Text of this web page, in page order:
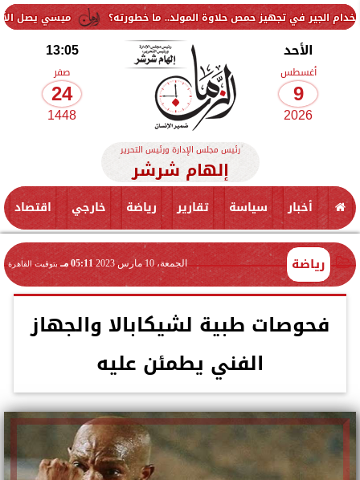
ميسي يصل الأرجنتين لتوديع حمص حلاوة المولد.. ما خطورته؟
الأحد
أغسطس
9
2026
13:05
صفر
24
1448
رئيس مجلس الإدارة ورئيس التحرير
إلهام شرشر
أخبار سياسة تقارير رياضة خارجي اقتصاد
رياضة الجمعة، 10 مارس 2023 05:11 مـ بتوقيت القاهرة
فحوصات طبية لشيكابالا والجهاز
الفني يطمئن عليه